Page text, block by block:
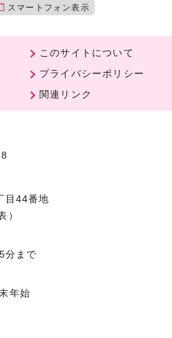
スマートフォン表示
このサイトについて
プライバシーポリシー
関連リンク
目44番地
）
分まで
年始